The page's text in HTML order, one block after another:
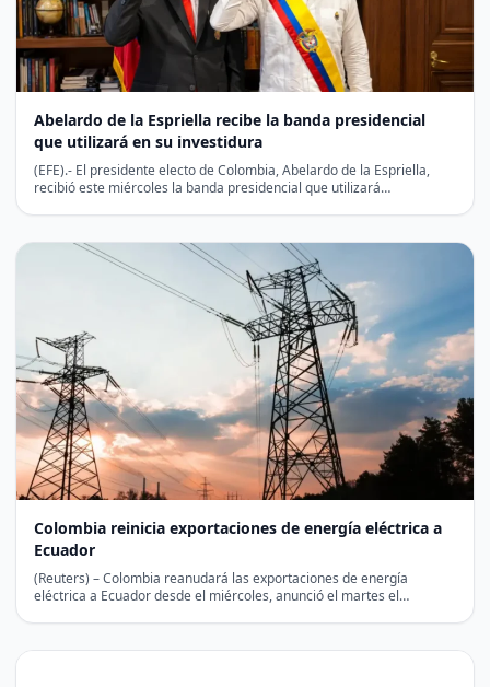
Abelardo de la Espriella recibe la banda presidencial
que utilizará en su investidura
(EFE).- El presidente electo de Colombia, Abelardo de la Espriella,
recibió este miércoles la banda presidencial que utilizará…
Colombia reinicia exportaciones de energía eléctrica a
Ecuador
(Reuters) – Colombia reanudará las exportaciones de energía
eléctrica a Ecuador desde el miércoles, anunció el martes el…